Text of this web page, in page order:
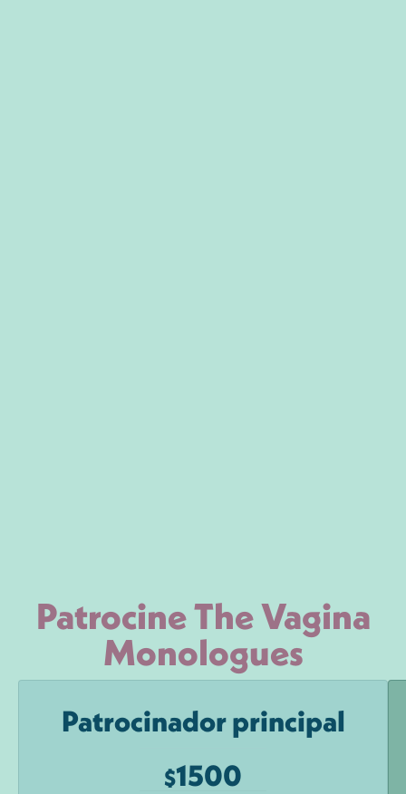
Patrocine The Vagina
Monologues
Patrocinador principal
$1500